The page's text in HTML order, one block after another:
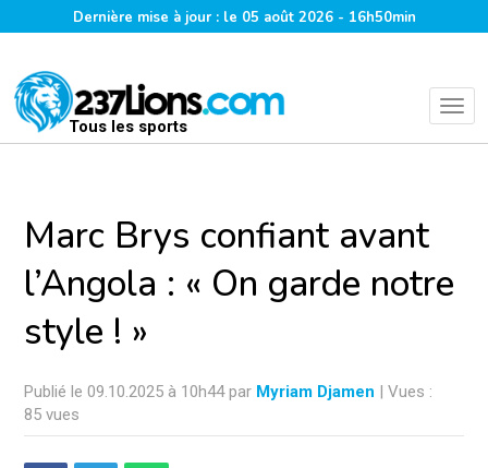
Dernière mise à jour : le 05 août 2026 - 16h50min
Tous les sports
Marc Brys confiant avant
l’Angola : « On garde notre
style ! »
Publié le 09.10.2025 à 10h44 par Myriam Djamen | Vues :
85 vues